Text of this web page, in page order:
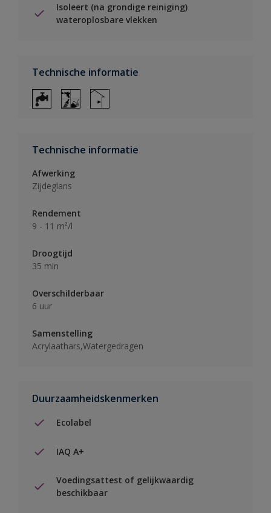
Isoleert (na grondige reiniging)
wateroplosbare vlekken
Technische informatie
Technische informatie
Afwerking
Zijdeglans
Rendement
9 - 11 m²/l
Droogtijd
35 min
Overschilderbaar
6 uur
Samenstelling
Acrylaathars,Watergedragen
Duurzaamheidskenmerken
Ecolabel
IAQ A+
Voedingsattest of gelijkwaardig
beschikbaar